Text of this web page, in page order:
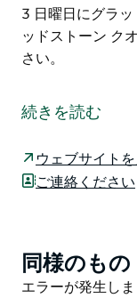
3 日曜日にグラ
ッドストーン ク
さい。
き場所です。趣
リー、百貨店、
存された 19 棟の
コーヒー、健康
す。
続きを読む
ウェブサイトを
ご連絡ください
Product
List
同様のもの
Product
エラーが発生し